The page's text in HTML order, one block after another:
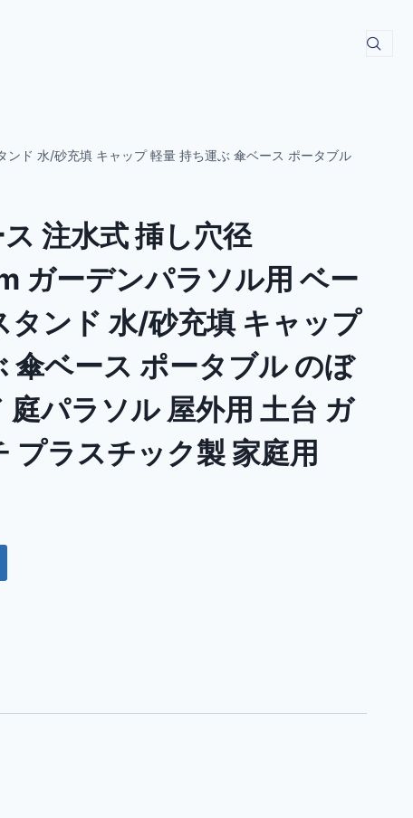
ド 水/砂充填 キャップ 軽量 持ち運ぶ 傘ベース ポータブル
注水式 挿し穴径
ーデンパラソル用 ベー
タンド 水/砂充填 キャップ
傘ベース ポータブル のぼ
庭パラソル 屋外用 土台 ガ
プラスチック製 家庭用